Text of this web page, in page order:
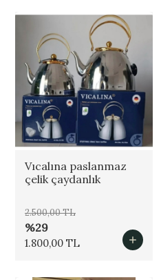
Vıcalına paslanmaz
çelik çaydanlık
2.500,00 TL
%29
1.800,00 TL